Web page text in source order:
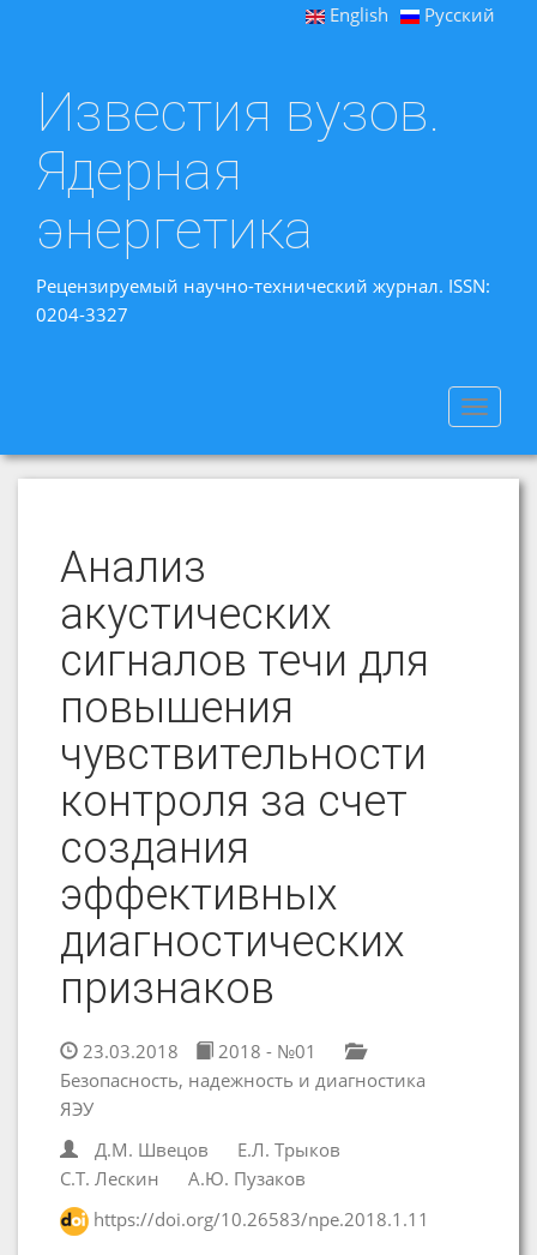
English Русский
Известия вузов.
Ядерная
энергетика
Рецензируемый научно-технический журнал. ISSN:
0204-3327
Toggle
Анализ
акустических
сигналов течи для
повышения
чувствительности
контроля за счет
создания
эффективных
диагностических
признаков
23.03.2018
2018 - №01
Безопасность, надежность и диагностика
ЯЭУ
Д.М. Швецов
Е.Л. Трыков
С.Т. Лескин
А.Ю. Пузаков
https://doi.org/10.26583/npe.2018.1.11